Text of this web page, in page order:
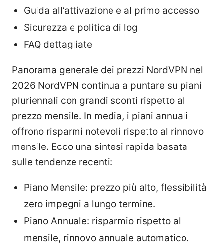
Guida all’attivazione e al primo accesso
Sicurezza e politica di log
FAQ dettagliate
Panorama generale dei prezzi NordVPN nel
2026 NordVPN continua a puntare su piani
pluriennali con grandi sconti rispetto al
prezzo mensile. In media, i piani annuali
offrono risparmi notevoli rispetto al rinnovo
mensile. Ecco una sintesi rapida basata
sulle tendenze recenti:
Piano Mensile: prezzo più alto, flessibilità
zero impegni a lungo termine.
Piano Annuale: risparmio rispetto al
mensile, rinnovo annuale automatico.